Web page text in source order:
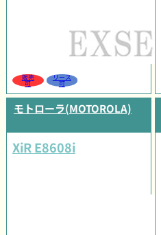
販売
可
リース
可
モトローラ(MOTOROLA)
XiR E8608i